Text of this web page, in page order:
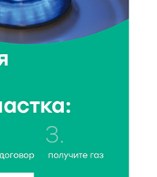
Нелидово в
как в Нелидово
образу жизни